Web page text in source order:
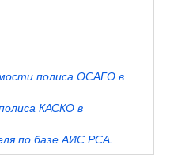
полиса ОСАГО в
КАСКО в
по базе АИС РСА.